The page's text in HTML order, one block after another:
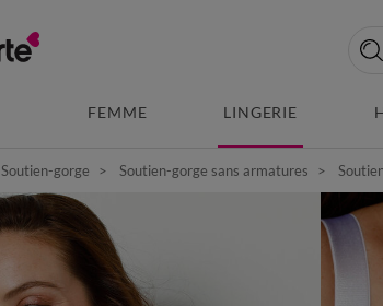
FEMME LINGERIE
Soutien-gorge Soutien-gorge sans armatures